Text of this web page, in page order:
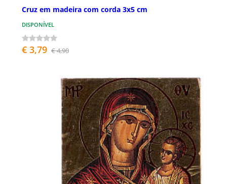
Cruz em madeira com corda 3x5 cm
DISPONÍVEL
€ 3,79 € 4,90